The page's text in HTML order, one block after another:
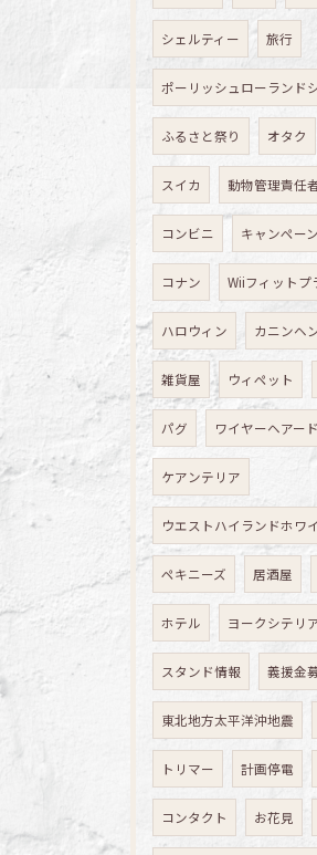
シェルティー 旅行
ポーリッシュローランド
ふるさと祭り オタク
スイカ 動物管理責任
コンビニ キャンペーン
コナン Wiiフィットプ
ハロウィン カニンヘ
雑貨屋 ウィペット
パグ ワイヤーヘアー
ケアンテリア
ウエストハイランドホワ
ペキニーズ 居酒屋
ホテル ヨークシテリ
スタンド情報 義援金
東北地方太平洋沖地震
トリマー 計画停電
コンタクト お花見